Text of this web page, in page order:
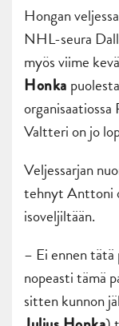
Hongan
NHL-seura
myös viime
Honka
organisaatiossa
Valtteri on jo
Veljessarjan
tehnyt Anttoni
isoveljiltään.
– Ei ennen
nopeasti tämä
sitten kunnon